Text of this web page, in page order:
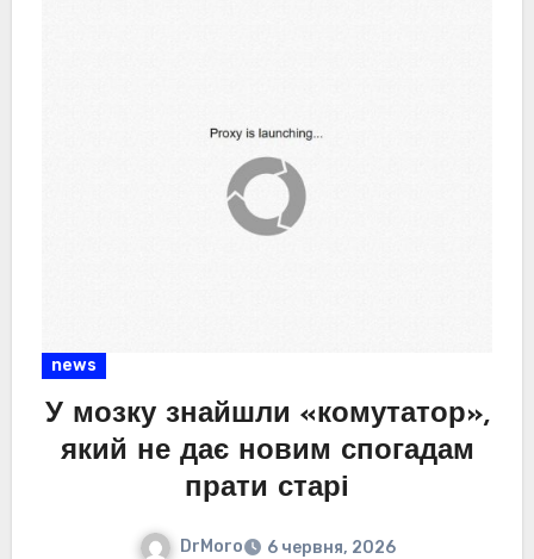
news
У мозку знайшли «комутатор»,
який не дає новим спогадам
прати старі
DrMoro 6 червня, 2026